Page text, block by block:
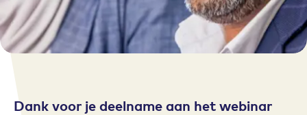
Dank voor je deelname aan het webinar